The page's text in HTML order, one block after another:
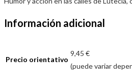
Información adicional
Precio orientativo
9,45 €
(puede variar